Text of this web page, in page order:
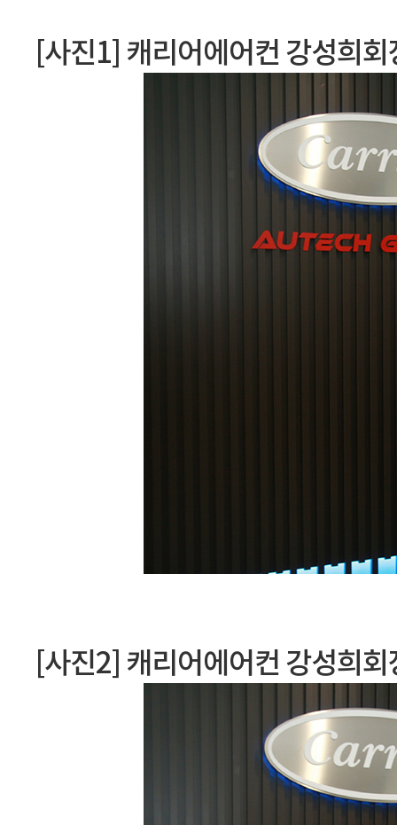
[사진1] 캐리어에어컨 강성희회
[사진2] 캐리어에어컨 강성희회